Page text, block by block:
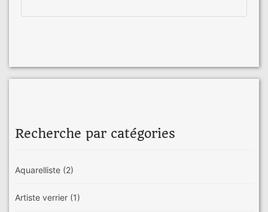
Recherche par catégories
Aquarelliste (2)
Artiste verrier (1)